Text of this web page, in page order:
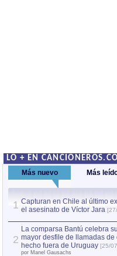
LO + EN
Más nuevo Más
1 Capturan en Chile al último
el asesinato de Víctor Jara
2
La comparsa Bantú celebra
mayor desfile de llamadas
hecho fuera de Uruguay [25/
por Manel Gausachs